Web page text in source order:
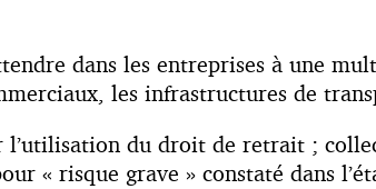
dans les entreprises à une
les infrastructures de
du droit de retrait ;
« risque grave » constaté dans